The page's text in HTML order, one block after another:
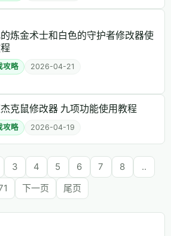
炼金术士和白色的守护者修改器使
攻略 2026-04-21
克鼠修改器 九项功能使用教程
攻略 2026-04-19
3 4 5 6 7 8
..
下一页 尾页